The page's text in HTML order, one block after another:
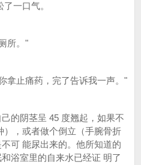
一口气。
所。"
拿止痛药，完了告诉我一声。"
的阴茎呈 45 度翘起，如果不
，或者做个倒立（手腕骨折
可 能尿出来的。他所知道的
浴室里的自来水已经证 明了